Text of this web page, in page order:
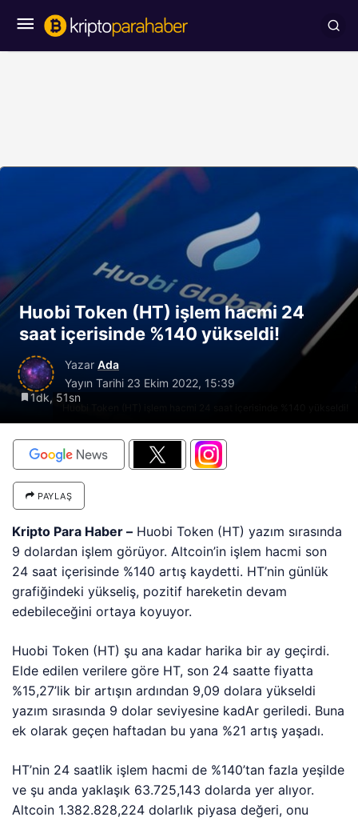
Huobi Token (HT) işlem hacmi 24
saat içerisinde %140 yükseldi!
Yazar Ada
Yayın Tarihi 23 Ekim 2022, 15:39
1dk, 51sn
PAYLAŞ
Kripto Para Haber – Huobi Token (HT) yazım sırasında
9 dolardan işlem görüyor. Altcoin’in işlem hacmi son
24 saat içerisinde %140 artış kaydetti. HT’nin günlük
grafiğindeki yükseliş, pozitif hareketin devam
edebileceğini ortaya koyuyor.
Huobi Token (HT) şu ana kadar harika bir ay geçirdi.
Elde edilen verilere göre HT, son 24 saatte fiyatta
%15,27’lik bir artışın ardından 9,09 dolara yükseldi
yazım sırasında 9 dolar seviyesine kadAr geriledi. Buna
ek olarak geçen haftadan bu yana %21 artış yaşadı.
HT’nin 24 saatlik işlem hacmi de %140’tan fazla yeşilde
ve şu anda yaklaşık 63.725,143 dolarda yer alıyor.
Altcoin 1.382.828,224 dolarlık piyasa değeri, onu